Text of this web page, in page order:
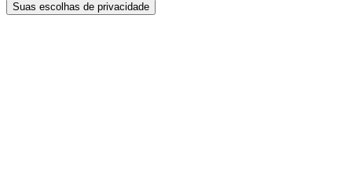
Suas escolhas de privacidade